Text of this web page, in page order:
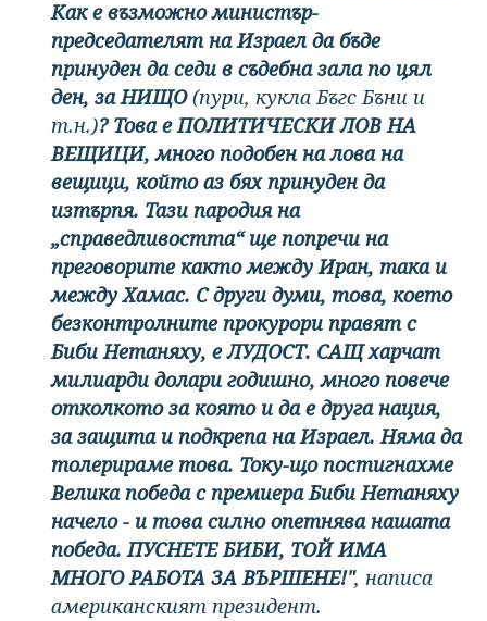
Как е възможно министър-
председателят на Израел да бъде
принуден да седи в съдебна зала по цял
ден, за НИЩО(пури, кукла Бъгс Бъни и
т.н.)? Това е ПОЛИТИЧЕСКИ ЛОВ НА
ВЕЩИЦИ, много подобен на лова на
вещици, който аз бях принуден да
изтърпя. Тази пародия на
„справедливостта“ ще попречи на
преговорите както между Иран, така и
между Хамас. С други думи, това, което
безконтролните прокурори правят с
Биби Нетаняху, е ЛУДОСТ. САЩ харчат
милиарди долари годишно, много повече
отколкото за която и да е друга нация,
за защита и подкрепа на Израел. Няма да
толерираме това. Току-що постигнахме
Велика победа с премиера Биби Нетаняху
начело - и това силно опетнява нашата
победа. ПУСНЕТЕ БИБИ, ТОЙ ИМА
МНОГО РАБОТА ЗА ВЪРШЕНЕ!", написа
американският президент.